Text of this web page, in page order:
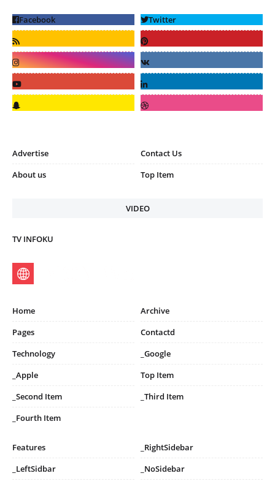
Advertise
Contact Us
About us
Top Item
VIDEO
TV INFOKU
Home
Archive
Pages
Contactd
Technology
_Google
_Apple
Top Item
_Second Item
_Third Item
_Fourth Item
Features
_RightSidebar
_LeftSidbar
_NoSidebar